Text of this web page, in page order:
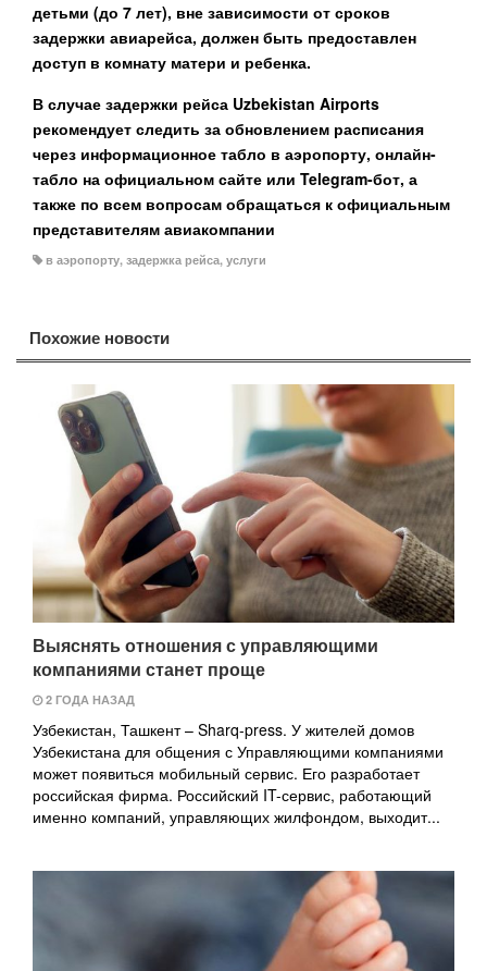
детьми (до 7 лет), вне зависимости от сроков
задержки авиарейса, должен быть предоставлен
доступ в комнату матери и ребенка.
В случае задержки рейса Uzbekistan Airports
рекомендует следить за обновлением расписания
через информационное табло в аэропорту, онлайн-
табло на официальном сайте или Telegram-бот, а
также по всем вопросам обращаться к официальным
представителям авиакомпании
в аэропорту, задержка рейса, услуги
Похожие новости
Выяснять отношения с управляющими
компаниями станет проще
2 ГОДА НАЗАД
Узбекистан, Ташкент – Sharq-press. У жителей домов
Узбекистана для общения с Управляющими компаниями
может появиться мобильный сервис. Его разработает
российская фирма. Российский IT-сервис, работающий
именно компаний, управляющих жилфондом, выходит...